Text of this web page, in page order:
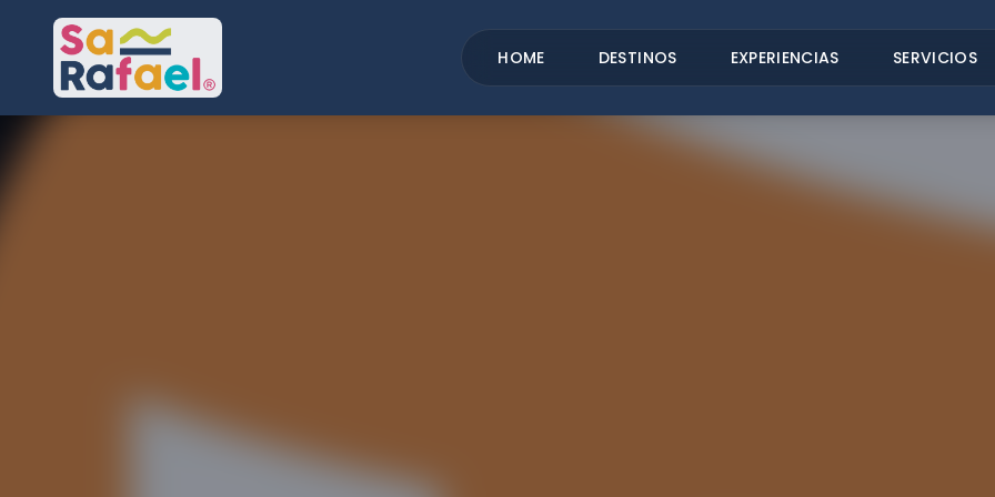
HOME DESTINOS EXPERIENCIAS SERVICIOS